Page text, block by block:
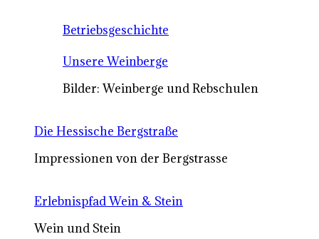
Betriebsgeschichte
Unsere Weinberge
Bilder: Weinberge und Rebschulen
Die Hessische Bergstraße
Impressionen von der Bergstrasse
Erlebnispfad Wein & Stein
Wein und Stein